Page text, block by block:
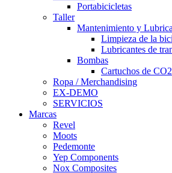
Portabicicletas
Taller
Mantenimiento y
Limpieza de la
Lubricantes de
Bombas
Cartuchos de CO2
Ropa / Merchandising
EX-DEMO
SERVICIOS
Marcas
Revel
Moots
Pedemonte
Yep Components
Nox Composites